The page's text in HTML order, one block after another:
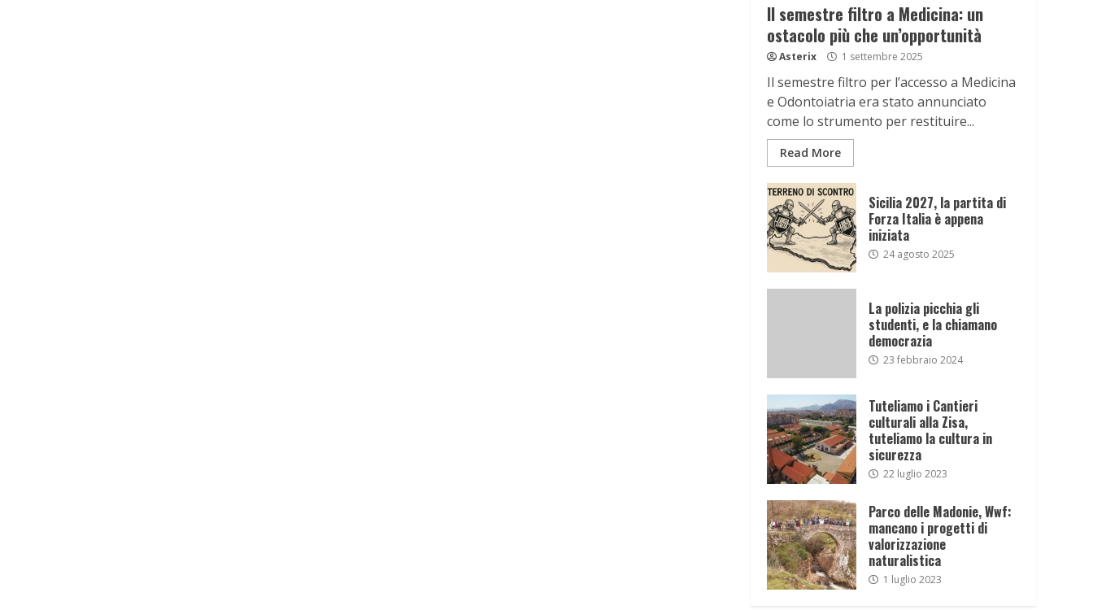
Il semestre filtro a Medicina: un
ostacolo più che un’opportunità
Asterix 1 settembre 2025
Il semestre filtro per l’accesso a Medicina
e Odontoiatria era stato annunciato
come lo strumento per restituire...
Read More
Sicilia 2027, la partita di
Forza Italia è appena
iniziata
24 agosto 2025
La polizia picchia gli
studenti, e la chiamano
democrazia
23 febbraio 2024
Tuteliamo i Cantieri
culturali alla Zisa,
tuteliamo la cultura in
sicurezza
22 luglio 2023
Parco delle Madonie, Wwf:
mancano i progetti di
valorizzazione
naturalistica
1 luglio 2023